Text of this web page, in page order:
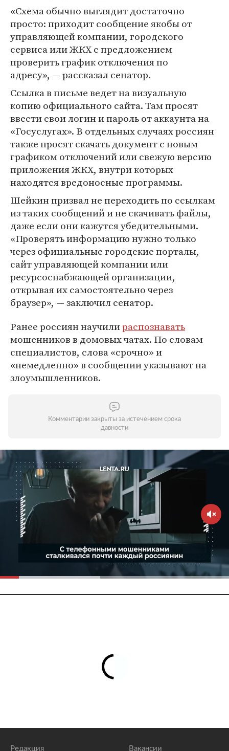
«Схема обычно выглядит достаточно
просто: приходит сообщение якобы от
управляющей компании, городского
сервиса или ЖКХ с предложением
проверить график отключения по
адресу», — рассказал сенатор.
Ссылка в письме ведет на визуальную
копию официального сайта. Там просят
ввести свои логин и пароль от аккаунта на
«Госуслугах». В отдельных случаях россиян
также просят скачать документ с новым
графиком отключений или свежую версию
приложения ЖКХ, внутри которых
находятся вредоносные программы.
Шейкин призвал не переходить по ссылкам
из таких сообщений и не скачивать файлы,
даже если они кажутся убедительными.
«Проверять информацию нужно только
через официальные городские порталы,
сайт управляющей компании или
ресурсоснабжающей организации,
открывая их самостоятельно через
браузер», — заключил сенатор.
Ранее россиян научилираспознавать
мошенников в домовых чатах. По словам
специалистов, слова «срочно» и
«немедленно» в сообщении указывают на
злоумышленников.
Комментарии закрыты за истечением срока
давности
Редакция Вакансии